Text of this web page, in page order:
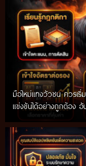
มือใหม่แทงวัวชน ควรเริ่
แข่งขันได้อย่างถูกต้อง อั